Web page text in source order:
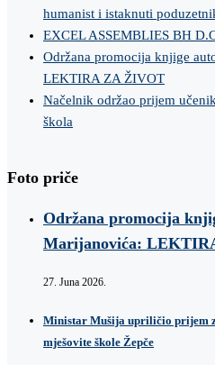
humanist i istaknuti
EXCEL ASSEMBLIES BH
Održana promocija knjige
LEKTIRA ZA ŽIVOT
Načelnik održao prijem
škola
Foto priče
Održana promocija
Marijanovića:
27. Juna 2026.
Ministar Mušija upriličio prijem
mješovite škole Žepče